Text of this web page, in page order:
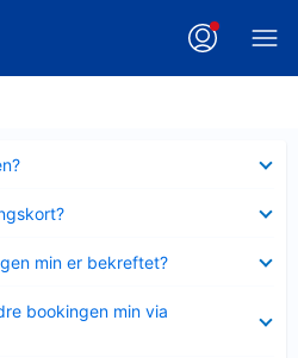
min er bekreftet?
bookingen min via